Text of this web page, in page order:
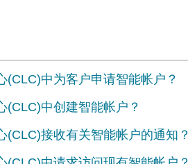
(CLC)中为客户申请智能帐户？
(CLC)中创建智能帐户？
(CLC)接收有关智能帐户的通知？